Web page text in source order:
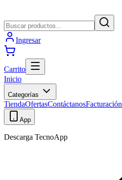
Ingresar
Carrito
Inicio
Categorías
TiendaOfertasContáctanosFacturación
App
Descarga TecnoApp